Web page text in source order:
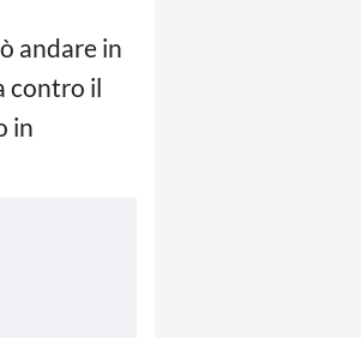
andare in
contro il
in